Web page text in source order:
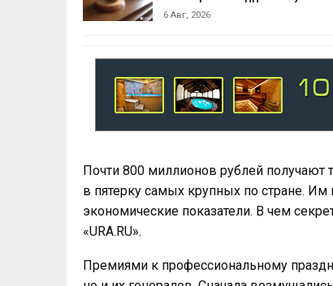
6 Авг, 2026
Почти 800 миллионов рублей
в пятерку самых крупных по стране.
экономические показатели. В чем
«URA.RU».
Премиями к профессиональному